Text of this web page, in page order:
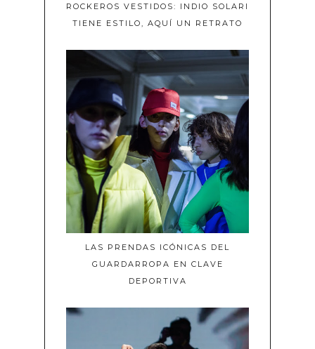
ROCKEROS VESTIDOS: INDIO SOLARI
TIENE ESTILO, AQUÍ UN RETRATO
LAS PRENDAS ICÓNICAS DEL
GUARDARROPA EN CLAVE
DEPORTIVA